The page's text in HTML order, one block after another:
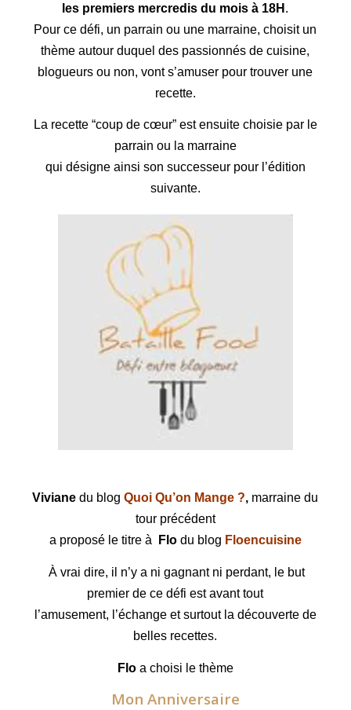
les premiers mercredis du mois à 18H .
Pour ce défi, un parrain ou une marraine, choisit un
thème autour duquel des passionnés de cuisine,
blogueurs ou non, vont s’amuser pour trouver une
recette.
La recette “coup de cœur” est ensuite choisie par le
parrain ou la marraine
qui désigne ainsi son successeur pour l’édition
suivante.
Viviane du blogQuoi Qu’on Mange ?, marraine du
tour précédent
a proposé le titre à
Flodu blog Floencuisine
À vrai dire, il n’y a ni gagnant ni perdant, le but
premier de ce défi est avant tout
l’amusement, l’échange et surtout la découverte de
belles recettes.
Floa choisi le thème
Mon Anniversaire